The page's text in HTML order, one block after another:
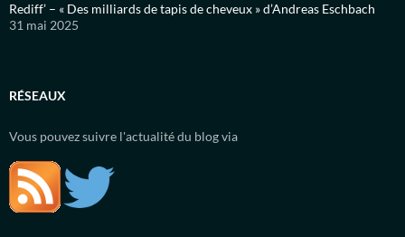
Rediff’ – « Des milliards de tapis de cheveux » d’Andreas Eschbach
31 mai 2025
RÉSEAUX
Vous pouvez suivre l'actualité du blog via